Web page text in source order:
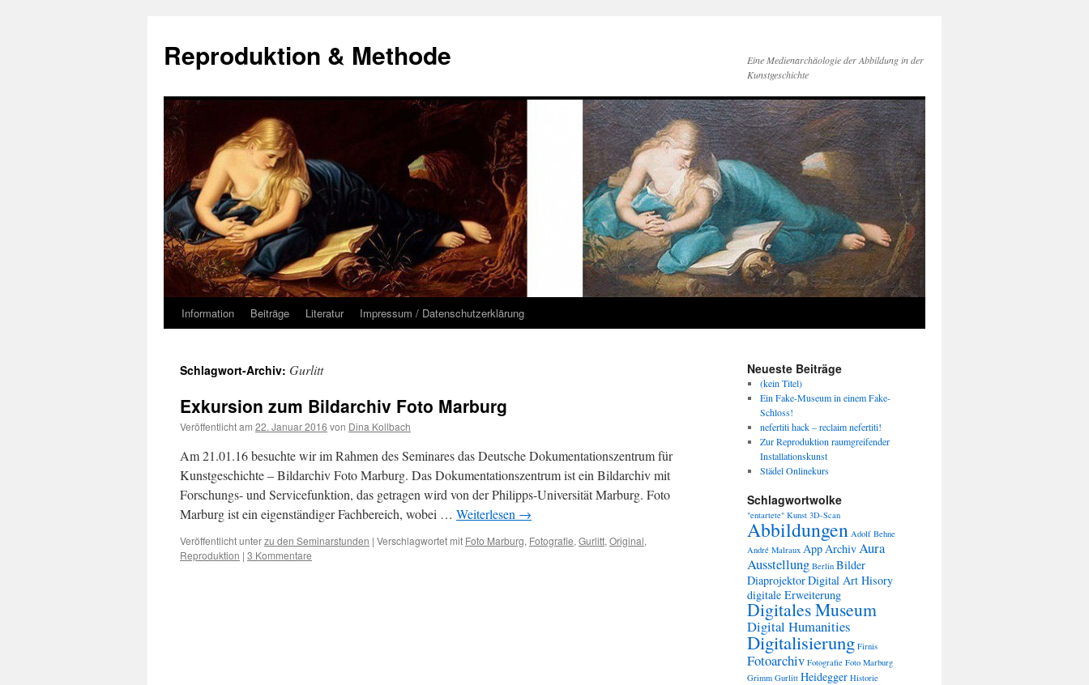
springen
Reproduktion & Methode
Eine Medienarchäologie der Abbildung in der
Kunstgeschichte
Information Beiträge Literatur Impressum / Datenschutzerklärung
Schlagwort-Archiv: Gurlitt
Exkursion zum Bildarchiv Foto Marburg
Veröffentlicht am 22. Januar 2016 von Dina Kollbach
Am 21.01.16 besuchte wir im Rahmen des Seminares das Deutsche Dokumentationszentrum für
Kunstgeschichte – Bildarchiv Foto Marburg. Das Dokumentationszentrum ist ein Bildarchiv mit
Forschungs- und Servicefunktion, das getragen wird von der Philipps-Universität Marburg. Foto
Marburg ist ein eigenständiger Fachbereich, wobei … Weiterlesen →
Veröffentlicht unterzu den Seminarstunden | Verschlagwortet mit Foto Marburg, Fotografie, Gurlitt, Original,
Reproduktion | 3 Kommentare
Neueste Beiträge
(kein Titel)
Ein Fake-Museum in einem Fake-
Schloss!
nefertiti hack – reclaim nefertiti!
Zur Reproduktion raumgreifender
Installationskunst
Städel Onlinekurs
Schlagwortwolke
"entartete" Kunst 3D-Scan
Abbildungen Adolf Behne
André Malraux AppArchivAura
Ausstellung Berlin Bilder
DiaprojektorDigital Art Hisory
digitale Erweiterung
Digitales Museum
Digital Humanities
Digitalisierung Firnis
Fotoarchiv Fotografie Foto Marburg
Grimm Gurlitt Heidegger Historie